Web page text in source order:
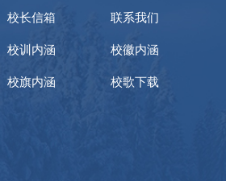
校长信箱
联系我们
校训内涵
校徽内涵
校旗内涵
校歌下载